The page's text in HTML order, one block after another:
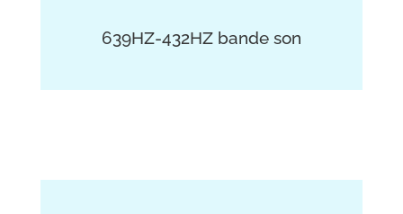
639HZ-432HZ bande son